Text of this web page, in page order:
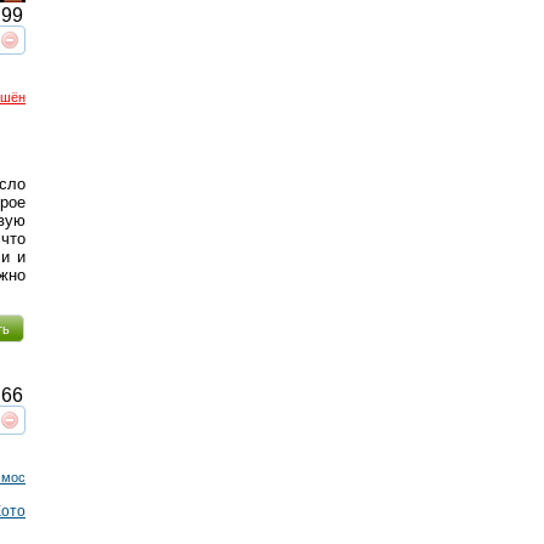
интересует
99
и
интересует
66